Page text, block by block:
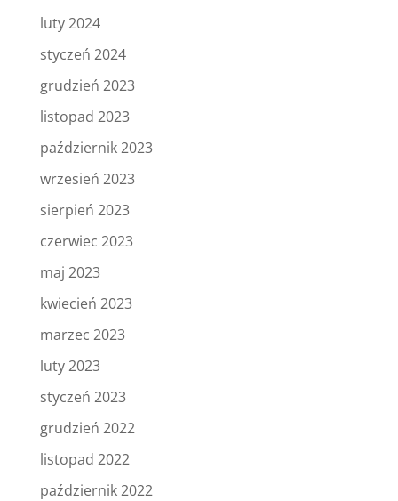
luty 2024
styczeń 2024
grudzień 2023
listopad 2023
październik 2023
wrzesień 2023
sierpień 2023
czerwiec 2023
maj 2023
kwiecień 2023
marzec 2023
luty 2023
styczeń 2023
grudzień 2022
listopad 2022
październik 2022